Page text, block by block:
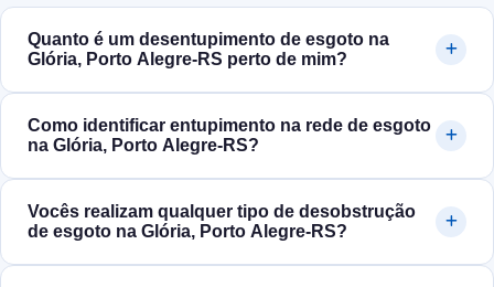
Quanto é um desentupimento de esgoto na
Glória, Porto Alegre‑RS perto de mim?
Como identificar entupimento na rede de esgoto
na Glória, Porto Alegre‑RS?
Vocês realizam qualquer tipo de desobstrução
de esgoto na Glória, Porto Alegre‑RS?